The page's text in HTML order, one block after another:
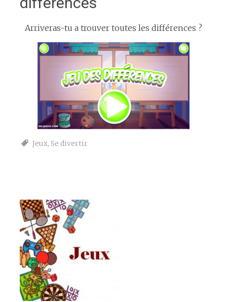
Arriveras-tu a trouver toutes les différences ?
Jeux, Se divertir